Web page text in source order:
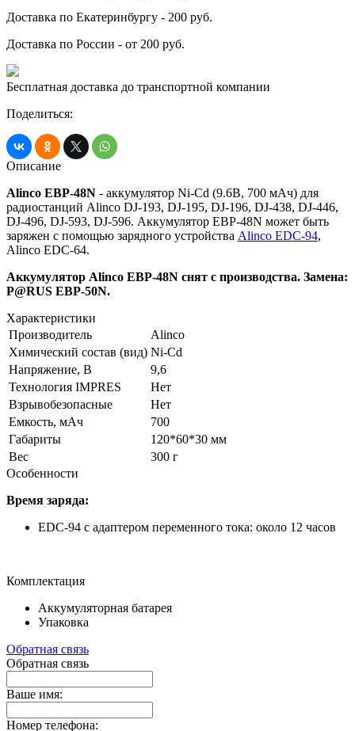
Доставка по Екатеринбургу - 200 руб.
Доставка по России - от 200 руб.
Бесплатная доставка до транспортной компании
Поделиться:
Описание
Alinco EBP-48N - аккумулятор Ni-Cd (9.6В, 700 мАч) для
радиостанций Alinco DJ-193, DJ-195, DJ-196, DJ-438, DJ-446,
DJ-496, DJ-593, DJ-596. Аккумулятор EBP-48N может быть
заряжен с помощью зарядного устройства Alinco EDC-94,
Alinco EDC-64.
Аккумулятор Alinco EBP-48N снят с производства. Замена:
P@RUS EBP-50N.
Характеристики
Производитель
Alinco
Химический состав (вид) Ni-Cd
Напряжение, В
9,6
Технология IMPRES
Нет
Взрывобезопасные
Нет
Емкость, мАч
700
Габариты
120*60*30 мм
Вес
300 г
Особенности
Время заряда:
EDC-94 с адаптером переменного тока: около 12 часов
Комплектация
Аккумуляторная батарея
Упаковка
Обратная связь
Обратная связь
Ваше имя:
Номер телефона: